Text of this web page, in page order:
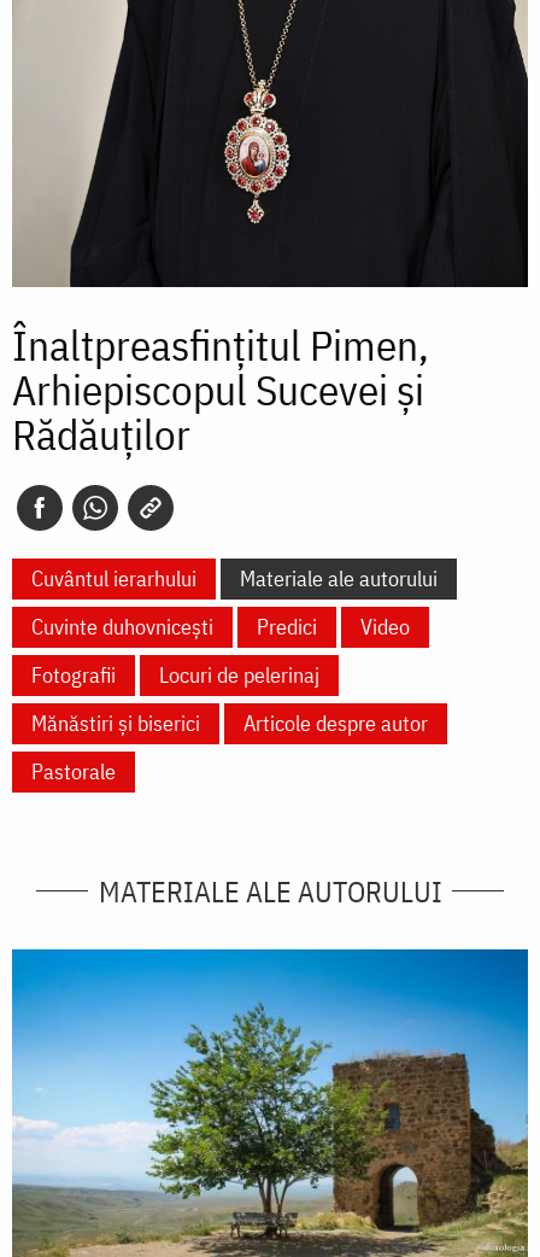
Înaltpreasfințitul Pimen,
Arhiepiscopul Sucevei și
Rădăuților
Cuvântul ierarhului
Materiale ale autorului
Cuvinte duhovnicești
Predici
Video
Fotografii
Locuri de pelerinaj
Mănăstiri și biserici
Articole despre autor
Pastorale
MATERIALE ALE AUTORULUI